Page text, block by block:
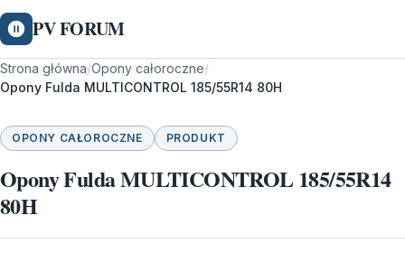
PV FORUM
Strona główna/Opony całoroczne/
Opony Fulda MULTICONTROL 185/55R14 80H
OPONY CAŁOROCZNE PRODUKT
Opony Fulda MULTICONTROL 185/55R14
80H